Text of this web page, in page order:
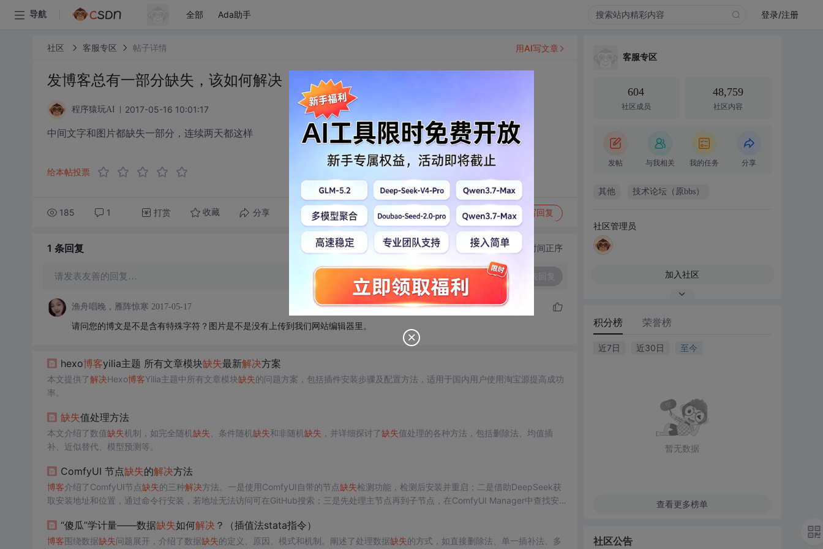
导航 全部 Ada助手 登录/注册
社区 客服专区 帖子详情
发博客总有一部分缺失，该如何解决
程序猿玩AI 2017-05-16 10:01:17
中间文字和图片都缺失一部分，连续两天都这样
给本帖投票
185 1 打赏 收藏 分享 转发到动态 举报 写回复
用AI写文章
1 条回复 切换为时间正序
请发表友善的回复…
渔舟唱晚，雁阵惊寒 2017-05-17
请问您的博文是不是含有特殊字符？图片是不是没有上传到我们网站编辑器里。
hexo博客yilia主题 所有文章模块缺失最新解决方案
本文提供了解决Hexo博客Yilia主题中所有文章模块缺失的问题方案，包括插件安装步骤及配置方法，适用于国内用户使用淘宝源提高成功
率。
缺失值处理方法
本文介绍了数值缺失机制，如完全随机缺失 、条件随机缺失和非随机缺失 ，并详细探讨了缺失值处理的各种方法，包括删除法、均值插
补、近似替代、模型预测等。
ComfyUI 节点缺失的解决方法
博客介绍了ComfyUI节点缺失的三种解决方法。一是使用ComfyUI自带的节点缺失检测功能，检测后安装并重启；二是借助DeepSeek获
取安装地址和位置，通过命令行安装，若地址无法访问可在GitHub搜索；三是先处理主节点再到子节点，在ComfyUI Manager中查找安
“傻瓜”学计量——数据缺失如何解决 ？（插值法stata指令）
博客围绕数据缺失问题展开，介绍了数据缺失的定义、原因、模式和机制。阐述了处理数据缺失的方式，如直接删除法、单一插补法、多
客服专区
604
社区成员
48,759
社区内容
发帖 与我相关 我的任务 分享
其他 技术论坛（原bbs）
社区管理员
加入社区
积分榜 荣誉榜
近7日 近30日 至今
暂无数据
查看更多榜单
社区公告